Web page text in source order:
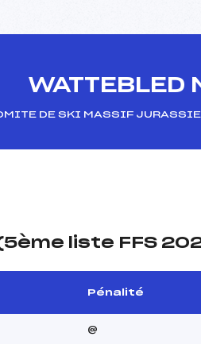
WATTEBLED
DE SKI MASSIF
liste FFS
Pénalité
@